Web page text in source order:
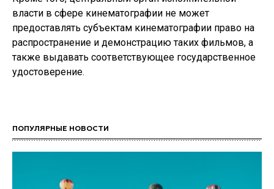
власти в сфере кинематографии не может
предоставлять субъектам кинематографии право на
распространение и демонстрацию таких фильмов, а
также выдавать соответствующее государственное
удостоверение.
ПОПУЛЯРНЫЕ НОВОСТИ